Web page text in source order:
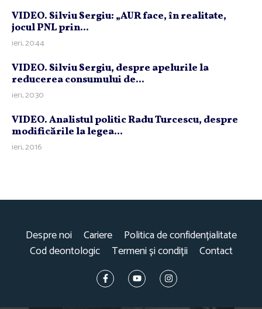
VIDEO. Silviu Sergiu: „AUR face, în realitate,
jocul PNL prin...
ieri, 20:44
VIDEO. Silviu Sergiu, despre apelurile la
reducerea consumului de...
ieri, 20:30
VIDEO. Analistul politic Radu Turcescu, despre
modificările la legea...
ieri, 20:16
Despre noi Cariere
Politica de confidențialitate
Cod deontologic
Termeni și condiții Contact